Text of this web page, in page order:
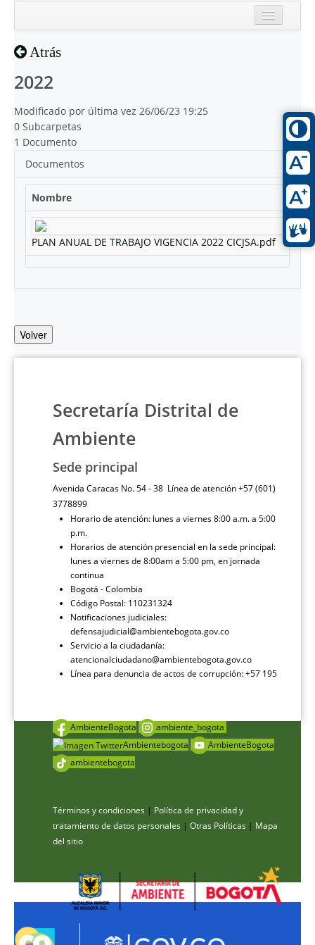
Atrás
2022
Modificado por última vez 26/06/23 19:25
0 Subcarpetas
1 Documento
Documentos
Nombre
PLAN ANUAL DE TRABAJO VIGENCIA 2022 CICJSA.pdf
Volver
Secretaría Distrital de
Ambiente
Sede principal
Avenida Caracas No. 54 - 38 Línea de atención +57 (601)
3778899
Horario de atención: lunes a viernes 8:00 a.m. a 5:00
p.m.
Horarios de atención presencial en la sede principal:
lunes a viernes de 8:00am a 5:00 pm, en jornada
continua
Bogotá - Colombia
Código Postal: 110231324
Notificaciones judiciales:
defensajudicial@ambientebogota.gov.co
Servicio a la ciudadanía:
atencionalciudadano@ambientebogota.gov.co
Línea para denuncia de actos de corrupción: +57 195
AmbienteBogota
ambiente_bogota
Ambientebogota
AmbienteBogota
ambientebogota
Términos y condiciones | Política de privacidad y
tratamiento de datos personales | Otras Políticas | Mapa
del sitio